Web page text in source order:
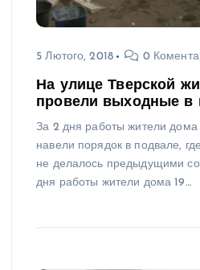
5 Лютого, 2018 0
На улице Тверской
провели выходные в
За 2 дня работы жители дома
навели порядок в подвале,
не делалось предыдущими
дня работы жители дома 19…